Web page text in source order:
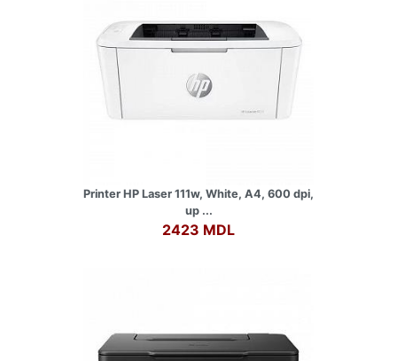
Printer HP Laser 111w, White, A4, 600 dpi,
up ...
2423 MDL